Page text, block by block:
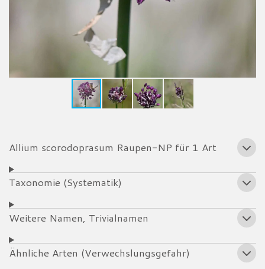
Allium scorodoprasum Raupen-NP für 1 Art
Taxonomie (Systematik)
Weitere Namen, Trivialnamen
Ähnliche Arten (Verwechslungsgefahr)